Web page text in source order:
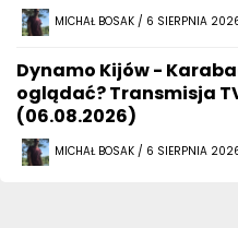
MICHAŁ BOSAK / 6 SIERPNIA
Dynamo Kijów -
oglądać? Transmisja
(06.08.2026)
MICHAŁ BOSAK / 6 SIERPNIA 2026,